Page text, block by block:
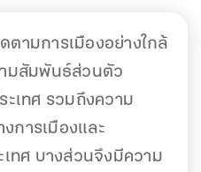
ามการเมืองอย่างใกล้
มสัมพันธ์ส่วนตัว
เทศ รวมถึงความ
การเมืองและ
ทศ บางส่วนจึงมีความ